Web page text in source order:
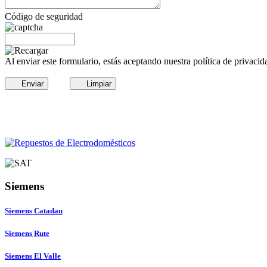
Código de seguridad
Al enviar este formulario, estás aceptando nuestra política de
Enviar Limpiar
Siemens
Siemens Catadau
Siemens Rute
Siemens El Valle